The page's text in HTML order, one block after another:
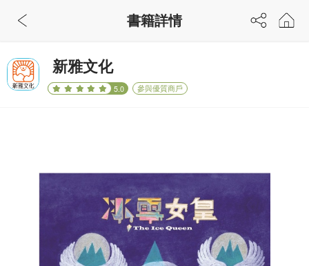
新雅文化
5.0 參與優質商戶
書籍詳情